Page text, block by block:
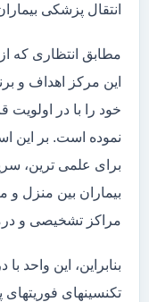
انتقال پزشکی
مطابق انتظاری که
این مرکز اهداف و
خود را با در اولویت
نموده است. بر این
برای علمی ترین،
بیماران بین منزل و
مراکز تشخیصی و
بنابراین، این واحد
تکنسینهای